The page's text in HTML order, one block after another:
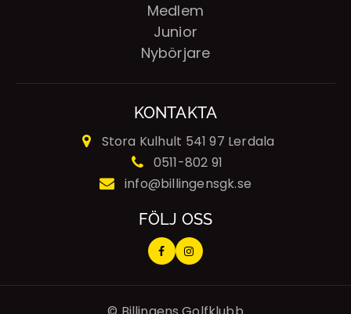
Medlem
Junior
Nybörjare
KONTAKTA
Stora Kulhult 541 97 Lerdala
0511-802 91
info@billingensgk.se
FÖLJ OSS